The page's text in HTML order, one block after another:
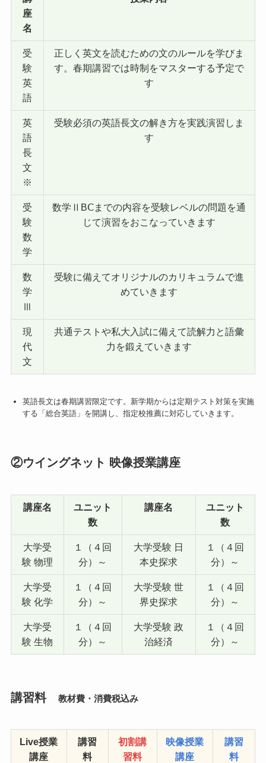
座
名
受
験
英
語
正しく英文を読むための文のルールを学びま
す。春期講習では時制をマスターする予定で
す
英
語
長
文
※
受験必須の英語長文の解き方を実践演習しま
す
受
験
数
学
数学ⅡBⅭまでの内容を受験レベルの問題を通
じて演習をおこなっていきます
数
学
Ⅲ
受験に備えてオリジナルのカリキュラムで進
めていきます
現
代
文
共通テストや私大入試に備えて読解力と語彙
力を鍛えていきます
英語長文は春期講習限定です。新学期からは定期テスト対策を実施
する「総合英語」を開講し、指定校推薦に対応していきます。
②ウイングネット 映像授業講座
講座名
ユニット
数
講座名
ユニット
数
大学受
験 物理
１（４回
分）～
大学受験 日
本史探求
１（４回
分）～
大学受
験 化学
１（４回
分）～
大学受験 世
界史探求
１（４回
分）～
大学受
験 生物
１（４回
分）～
大学受験 政
治経済
１（４回
分）～
講習料 教材費・消費税込み
Live授業
講座
講習
料
初割講
習料
映像授業
講座
講習
料